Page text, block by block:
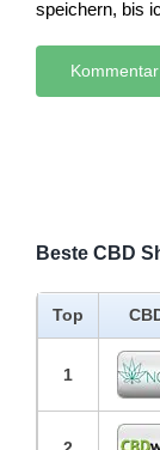
speichern, bis
Beste CBD
Top
1